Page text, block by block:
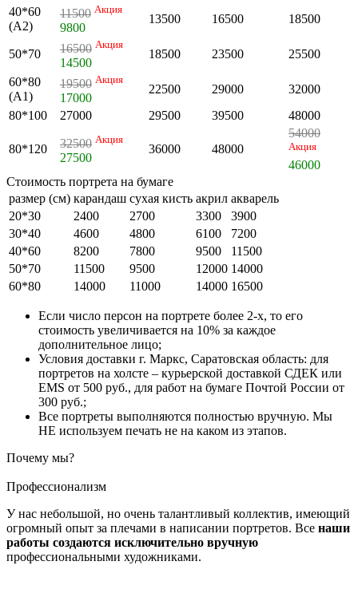
40*60
(А2)
11500 Акция
9800
13500 16500 18500
50*70 16500 Акция
14500
18500 23500 25500
60*80
(А1)
19500 Акция
17000
22500 29000
32000
80*100
27000 29500 39500 48000
80*120 32500 Акция
27500
36000 48000
54000
Акция
46000
Стоимость портрета на бумаге
размер (см) карандаш сухая кисть акрил акварель
20*30
2400 2700 3300
3900
30*40
4600 4800 6100
7200
40*60
8200 7800 9500
11500
50*70
11500 9500 12000 14000
60*80
14000 11000 14000 16500
Если число персон на портрете более 2-х, то его
стоимость увеличивается на 10% за каждое
дополнительное лицо;
Условия доставки г. Маркс, Саратовская область: для
портретов на холсте – курьерской доставкой СДЕК или
EMS от 500 руб., для работ на бумаге Почтой России от
300 руб.;
Все портреты выполняются полностью вручную. Мы
НЕ используем печать не на каком из этапов.
Почему мы?
Профессионализм
У нас небольшой, но очень талантливый коллектив, имеющий
огромный опыт за плечами в написании портретов. Все наши
работы создаются исключительно вручную
профессиональными художниками.